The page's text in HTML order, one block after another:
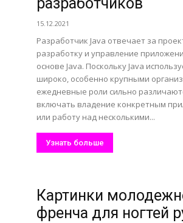
15.12.2021
Разработчик Java отвечает за
разработку и управление
основе Java. Поскольку Java
широко, особенно крупными
ежедневные роли сильно
включать владение конкретным
или работу над несколькими...
Узнать больше
Картинки
френча для ногтей